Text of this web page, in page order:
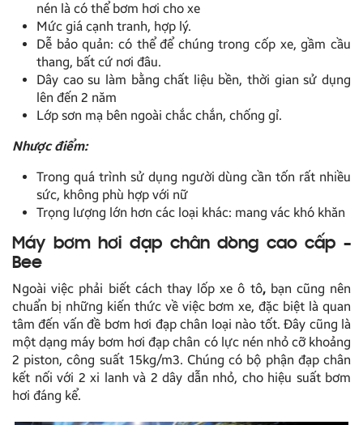
nén là có thể bơm hơi cho xe
Mức giá cạnh tranh, hợp lý.
Dễ bảo quản: có thể để chúng trong cốp xe, gầm cầu
thang, bất cứ nơi đâu.
Dây cao su làm bằng chất liệu bền, thời gian sử dụng
lên đến 2 năm
Lớp sơn mạ bên ngoài chắc chắn, chống gỉ.
Nhược điểm:
Trong quá trình sử dụng người dùng cần tốn rất nhiều
sức, không phù hợp với nữ
Trọng lượng lớn hơn các loại khác: mang vác khó khăn
Máy bơm hơi đạp chân dòng cao cấp –
Bee
Ngoài việc phải biết cách thay lốp xe ô tô, bạn cũng nên
chuẩn bị những kiến thức về việc bơm xe, đặc biệt là quan
tâm đến vấn đề bơm hơi đạp chân loại nào tốt. Đây cũng là
một dạng máy bơm hơi đạp chân có lực nén nhỏ cỡ khoảng
2 piston, công suất 15kg/m3. Chúng có bộ phận đạp chân
kết nối với 2 xi lanh và 2 dây dẫn nhỏ, cho hiệu suất bơm
hơi đáng kể.